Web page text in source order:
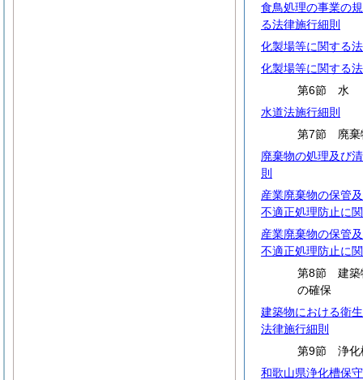
食鳥処理の事業の
る法律施行細則
化製場等に関する
化製場等に関する
第6節 水
水道法施行細則
第7節 廃棄
廃棄物の処理及び
則
産業廃棄物の保管
不適正処理防止に
産業廃棄物の保管
不適正処理防止に
第8節 建築
の確保
建築物における衛
法律施行細則
第9節 浄化
和歌山県浄化槽保